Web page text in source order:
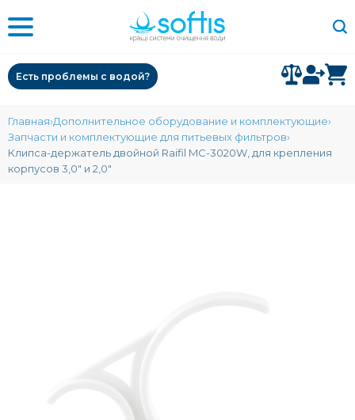
Есть проблемы с водой?
Главная Дополнительное оборудование и комплектующие
Запчасти и комплектующие для питьевых фильтров
Клипса-держатель двойной Raifil MC-3020W, для крепления
корпусов 3,0" и 2,0"